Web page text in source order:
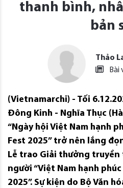
thanh bình,
bản
Thảo
Bài
(Vietnamarchi) - Tối
Đông Kinh - Nghĩa Thục
“Ngày hội Việt Nam hạnh
Fest 2025” trở nên lắng
Lễ trao Giải thưởng truyền
người “Việt Nam hạnh
2025”. Sự kiện do Bộ Văn